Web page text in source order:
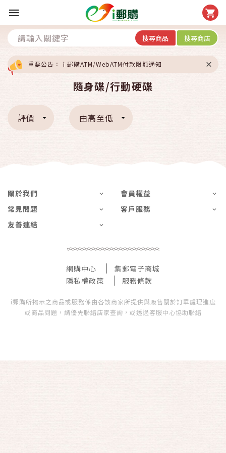
搜尋商品 搜尋商店
重要公告：ｉ郵購ATM/WebATM付款限額通知
隨身碟/行動硬碟
評價 由高至低
關於我們
會員權益
常見問題
客戶服務
友善連結
網購中心
集郵電子商城
隱私權政策
服務條款
i郵購所揭示之商品或服務係由各該商家所提供與販售關於訂單處理進度
或商品問題，請優先聯絡店家查詢，或透過客服中心協助聯絡